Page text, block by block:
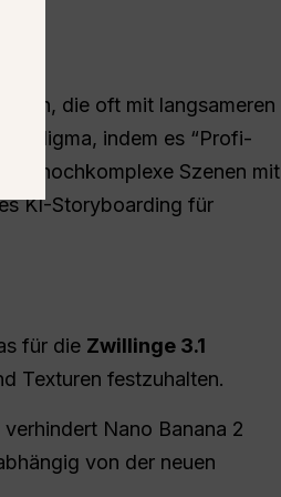
die oft mit langsameren
indem es “Profi-
hochkomplexe Szenen mit
KI-Storyboarding für
für die Zwillinge 3.1
Texturen festzuhalten.
Nano Banana 2
von der neuen